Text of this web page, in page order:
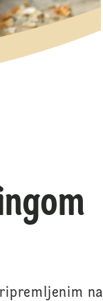
na